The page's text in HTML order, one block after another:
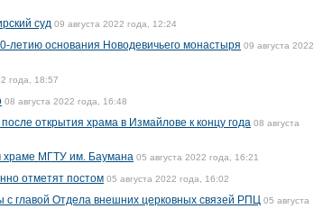
суд 09 августа 2022 года, 12:24
летию основания Новодевичьего монастыря 09 августа 2022
года, 18:57
08 августа 2022 года, 16:48
открытия храма в Измайлове к концу года 08 августа
храме МГТУ им. Баумана 05 августа 2022 года, 16:21
отметят постом 05 августа 2022 года, 16:02
с главой Отдела внешних церковных связей РПЦ 05 августа